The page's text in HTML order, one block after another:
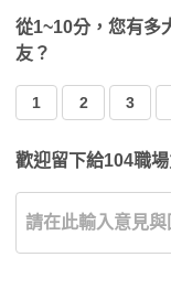
從1~10分，您有多
友？
1 2 3
歡迎留下給104職